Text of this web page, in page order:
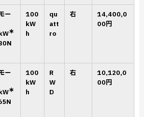
ー
∗
100
kW
h
qu
att
ro
右
14,400,0
00円
ー
∗
100
kW
h
R
W
D
右
10,120,0
00円